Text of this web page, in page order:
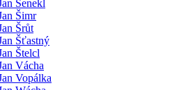
Šenekl
Šimr
Šrůt
Šťastný
Štelcl
Vácha
Vopálka